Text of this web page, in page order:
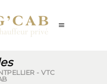
- VTC